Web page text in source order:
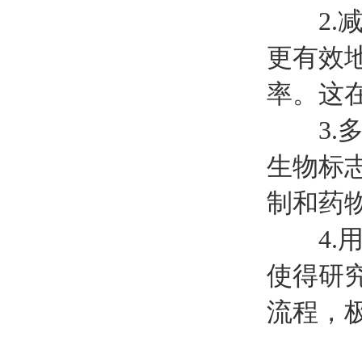
2.减
更有效
率。这
3.多
生物标
制和药
4.用
使得研
流程，